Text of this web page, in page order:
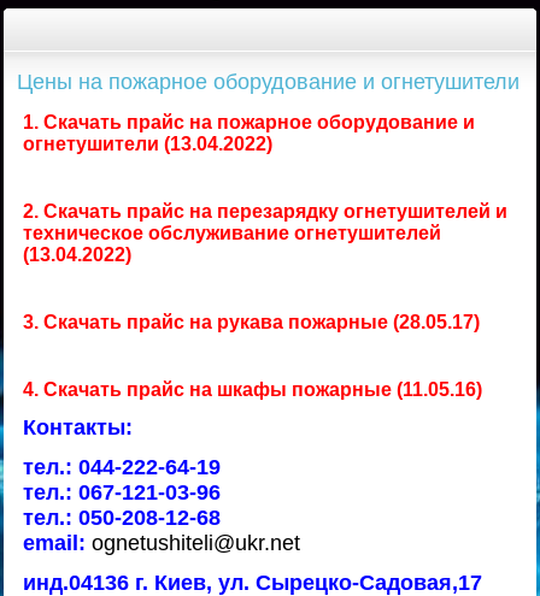
Цены на пожарное оборудование и огнетушители
1. Скачать прайс на пожарное оборудование и
огнетушители (13.04.2022)
2. Скачать прайс на перезарядку огнетушителей и
техническое обслуживание огнетушителей
(13.04.2022)
3. Скачать прайс на рукава пожарные (28.05.17)
4. Скачать прайс на шкафы пожарные (11.05.16)
Контакты:
тел.: 044-222-64-19
тел.: 067-121-03-96
тел.: 050-208-12-68
email: ognetushiteli@ukr.net
инд.04136 г. Киев, ул. Сырецко-Садовая,17